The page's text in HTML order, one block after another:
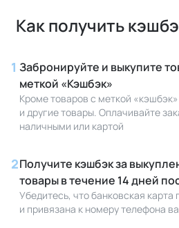
Как получить
1 Забронируйте и выкупите
меткой «Кэшбэк»
Кроме товаров с меткой
и другие товары. Оплачивайте
наличными или картой
2Получите кэшбэк за
товары в течение 14 дней
Убедитесь, что банковская
и привязана к номеру телефона